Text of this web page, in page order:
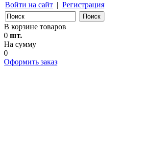
Войти на сайт | Регистрация
В корзине товаров
0 шт.
На сумму
0
Оформить заказ